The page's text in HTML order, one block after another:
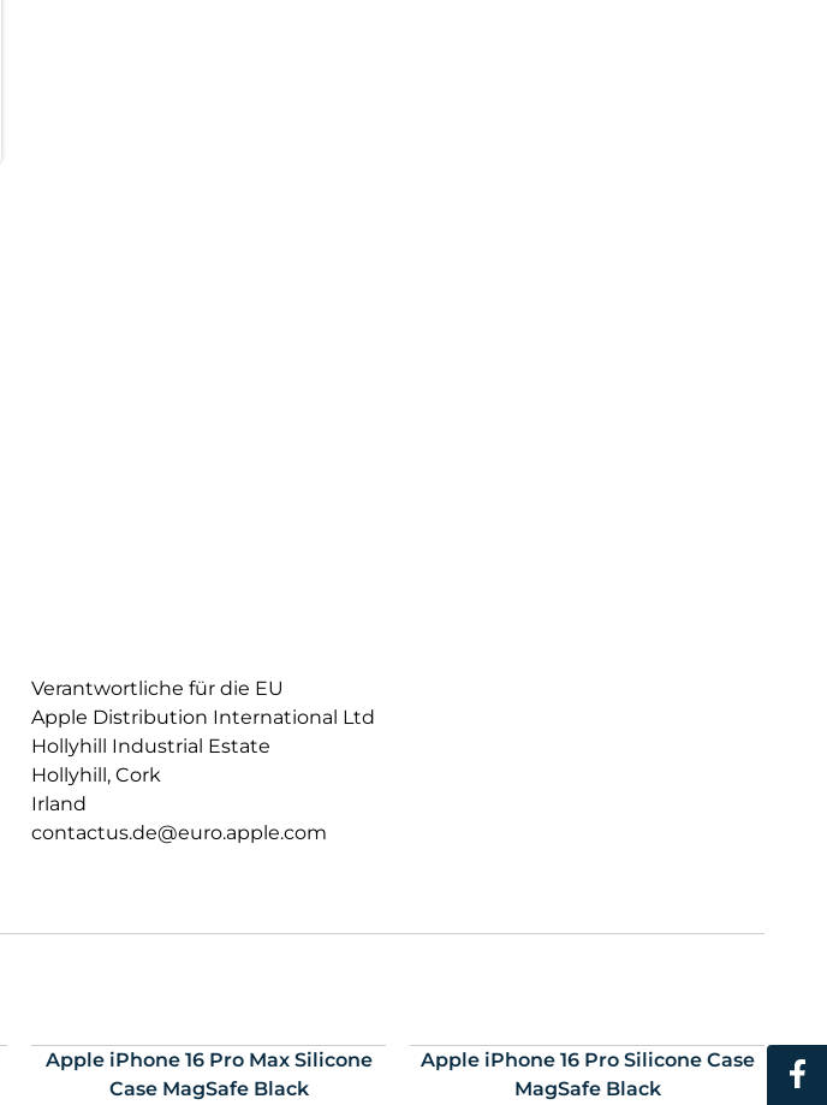
Verantwortliche für die EU
Apple Distribution International Ltd
Hollyhill Industrial Estate
Hollyhill, Cork
Irland
contactus.de@euro.apple.com
Apple iPhone 16 Pro Max Silicone
Case MagSafe Black
Apple iPhone 16 Pro Silicone Case
MagSafe Black